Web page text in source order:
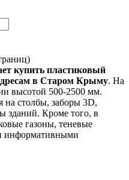
купить пластиковый
в Старом Крыму. На
высотой 500-2500 мм.
на столбы, заборы 3D,
зданий. Кроме того, в
газоны, теневые
информативными